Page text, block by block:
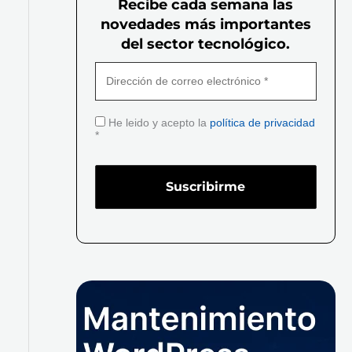
Recibe cada semana las
novedades más importantes
del sector tecnológico.
He leido y acepto la política de privacidad
*